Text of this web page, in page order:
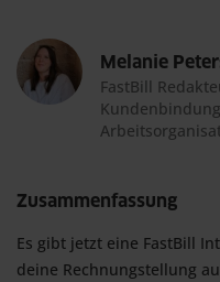
Melanie
FastBill
Zusammenfassung
Es gibt jetzt eine FastBill
deine Rechnungstellung